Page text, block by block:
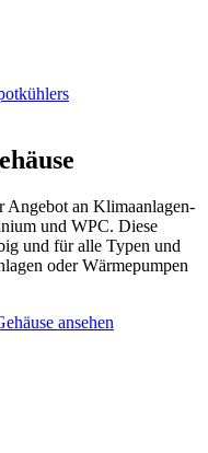
Angebot an Klimaanlagen-
und WPC. Diese
und für alle Typen und
oder Wärmepumpen
ansehen